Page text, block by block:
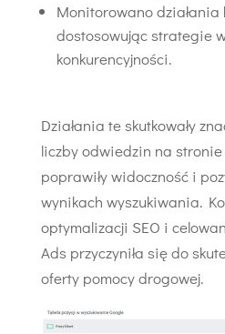
Monitorowano działania
dostosowując strategie
konkurencyjności.
Działania te skutkowały
liczby odwiedzin na
poprawiły widoczność i
wynikach wyszukiwania.
optymalizacji SEO i
Ads przyczyniła się do
oferty pomocy drogowej.